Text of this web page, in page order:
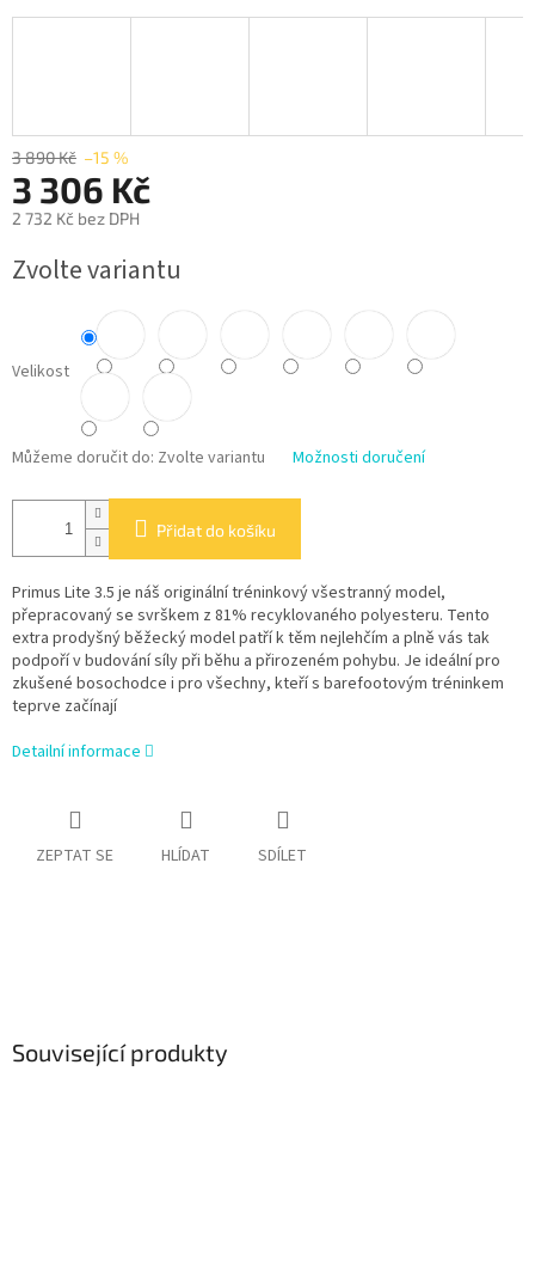
3 890 Kč –15 %
3 306 Kč
2 732 Kč bez DPH
cena:
Zvolte variantu
Velikost
Můžeme doručit do: Zvolte variantu Možnosti doručení
Přidat do košíku
Primus Lite 3.5 je náš originální tréninkový všestranný model,
přepracovaný se svrškem z 81% recyklovaného polyesteru. Tento
extra prodyšný běžecký model patří k těm nejlehčím a plně vás tak
podpoří v budování síly při běhu a přirozeném pohybu. Je ideální pro
zkušené bosochodce i pro všechny, kteří s barefootovým tréninkem
teprve začínají
Detailní informace
ZEPTAT SE HLÍDAT SDÍLET
Související produkty